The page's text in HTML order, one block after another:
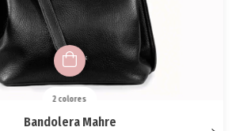
2 colores
Bandolera Mahre